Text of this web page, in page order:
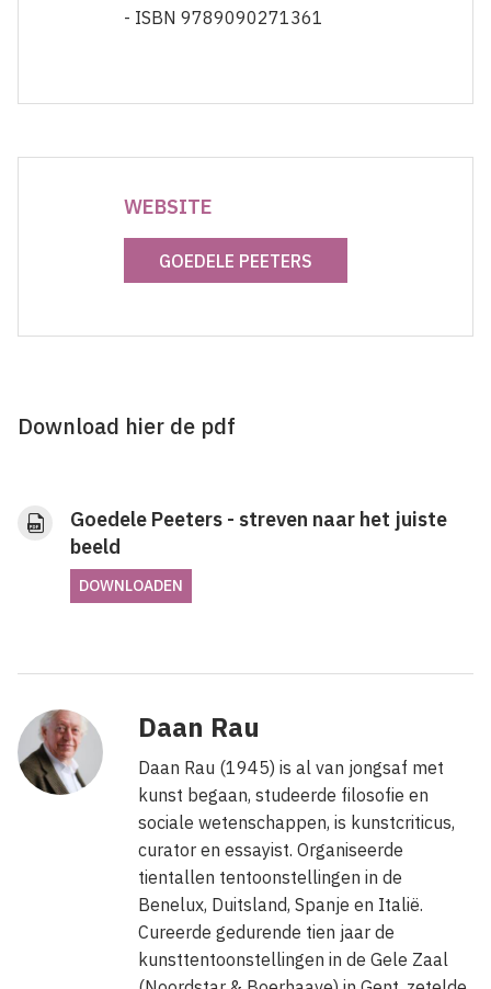
- ISBN 9789090271361
WEBSITE
GOEDELE PEETERS
Download hier de pdf
Goedele Peeters - streven naar het juiste
beeld
DOWNLOADEN
Daan Rau
Daan Rau (1945) is al van jongsaf met
kunst begaan, studeerde filosofie en
sociale wetenschappen, is kunstcriticus,
curator en essayist. Organiseerde
tientallen tentoonstellingen in de
Benelux, Duitsland, Spanje en Italië.
Cureerde gedurende tien jaar de
kunsttentoonstellingen in de Gele Zaal